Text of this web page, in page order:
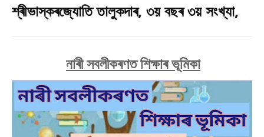
শ্ৰীভাস্কৰজ্যোতি তালুকদাৰ, ৩য় বছৰ ৩য় সংখ্যা,
নাৰী সবলীকৰণত শিক্ষাৰ ভূমিকা